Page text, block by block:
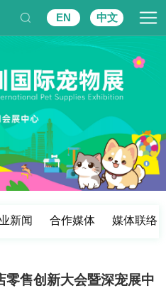
EN 中文
新闻 合作媒体 媒体联络
售创新大会暨深宠展中